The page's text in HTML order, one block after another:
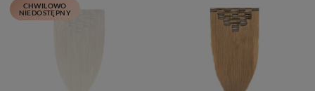
CHWILOWO
NIEDOSTĘPNY